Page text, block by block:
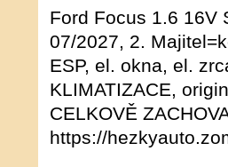
Ford Focus 1.6 16V
07/2027, 2.
ESP, el. okna, el.
KLIMATIZACE,
CELKOVĚ
https://